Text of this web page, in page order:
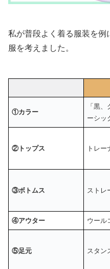
私が普段よく着る服装を例
服を考えました。
①カラー
「黒
ーシッ
②トップス トレ
③ボトムス ストレ
④アウター ウール
⑤足元 スタン